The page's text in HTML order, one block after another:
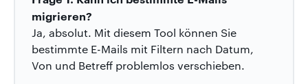
migrieren?
Ja, absolut. Mit diesem Tool können Sie
bestimmte E-Mails mit Filtern nach Datum,
Von und Betreff problemlos verschieben.